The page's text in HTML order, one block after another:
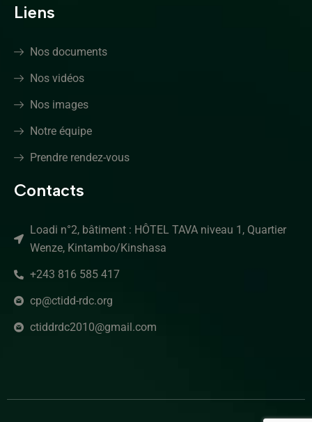
Liens
Nos documents
Nos vidéos
Nos images
Notre équipe
Prendre rendez-vous
Contacts
Loadi n°2, bâtiment : HÔTEL TAVA niveau 1, Quartier
Wenze, Kintambo/Kinshasa
+243 816 585 417
cp@ctidd-rdc.org
ctiddrdc2010@gmail.com